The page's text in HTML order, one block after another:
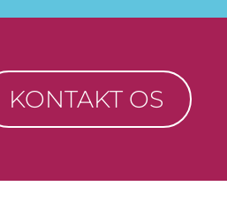
KONTAKT OS